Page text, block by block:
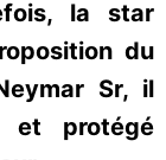
la star
du
Sr, il
et protégé